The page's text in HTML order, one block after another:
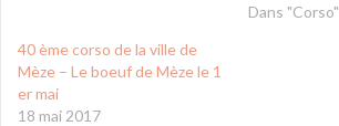
Dans "Corso"
40 ème corso de la ville de
Mèze – Le boeuf de Mèze le 1
er mai
18 mai 2017